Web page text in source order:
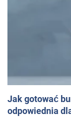
Jak gotować
odpowiednia